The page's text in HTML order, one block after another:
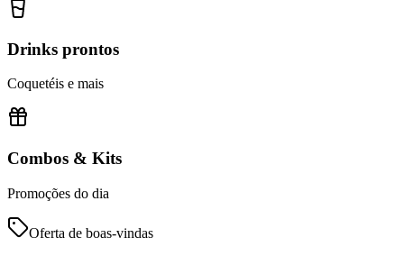
Drinks prontos
Coquetéis e mais
Combos & Kits
Promoções do dia
Oferta de boas-vindas